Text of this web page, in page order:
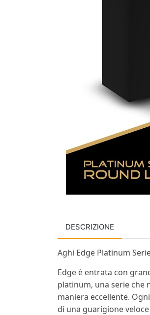
DESCRIZIONE
Aghi Edge Platinum
Edge è entrata con
platinum, una serie che
maniera eccellente.
di una guarigione